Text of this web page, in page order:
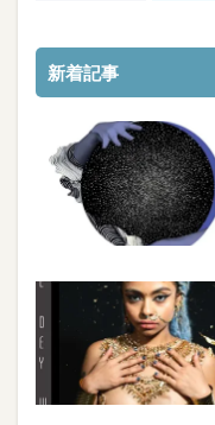
新着記事